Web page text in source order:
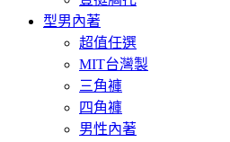
型男內著
超值任選
MIT台灣製
三角褲
四角褲
男性內著